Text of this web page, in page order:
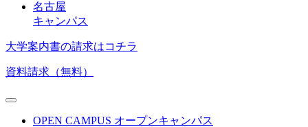
名古屋
キャンパス
大学案内書の請求はコチラ
資料請求（無料）
OPEN CAMPUS オープンキャンパス